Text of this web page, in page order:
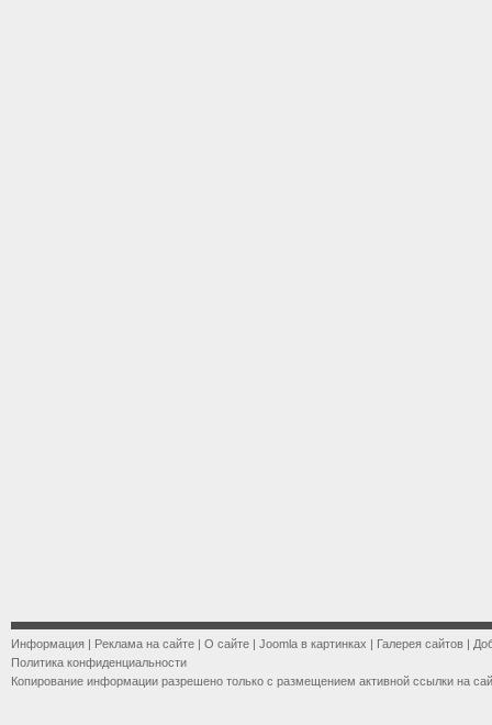
Информация | Реклама на сайте | О сайте | Joomla в картинках | Галерея сайтов |
Политика конфиденциальности
Копирование информации разрешено только с размещением активной ссылки на